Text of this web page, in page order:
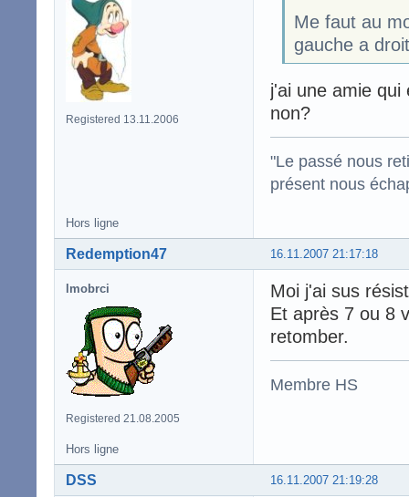
Registered 13.11.2006
Me faut au
gauche a
j'ai une amie
non?
"Le passé nous
présent nous
Hors ligne
16.11.2007 21:17:18
Redemption47
lmobrci
Registered 21.08.2005
Moi j'ai sus
Et après 7 ou 8
retomber.
Membre HS
Hors ligne
16.11.2007 21:19:28
DSS